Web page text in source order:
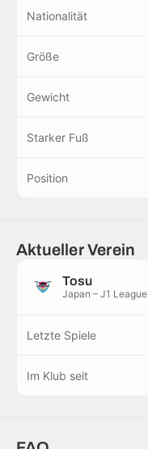
Nationalität
Größe
Gewicht
Starker Fuß
Position
Aktueller Verein
Tosu
Japan – J1 League
Letzte Spiele
Im Klub seit